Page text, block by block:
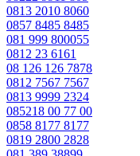
0813 2010 8060
0857 8485 8485
081 999 800055
0812 23 6161
08 126 126 7878
0812 7567 7567
0813 9999 2324
085218 00 77 00
0858 8177 8177
0819 2800 2828